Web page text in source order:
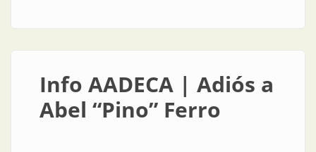
Info AADECA | Adiós a
Abel “Pino” Ferro